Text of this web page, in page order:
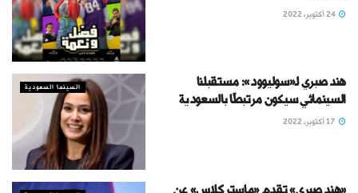
السينما السعودية
هند صبري لـ«سوليوود»: مستقبلنا
السينمائي سيكون مرتبطًا بالسعودية
«هند صبري» تقدم «ماستر كلاس» عن